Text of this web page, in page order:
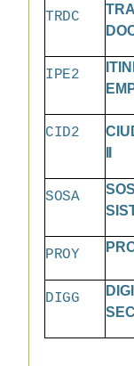
TRDC
IPE2
CID2
SOSA
PROY
DIGG